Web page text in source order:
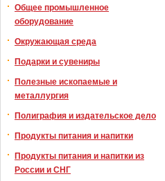
Общее промышленное
оборудование
Окружающая среда
Подарки и сувениры
Полезные ископаемые и
металлургия
Полиграфия и издательское дело
Продукты питания и напитки
Продукты питания и напитки из
России и СНГ